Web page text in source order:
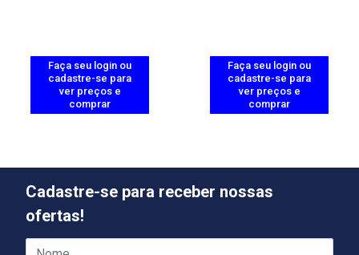
Faça seu login ou
cadastre-se para
ver preços e
comprar
Faça seu login ou
cadastre-se para
ver preços e
comprar
Cadastre-se para receber nossas
ofertas!